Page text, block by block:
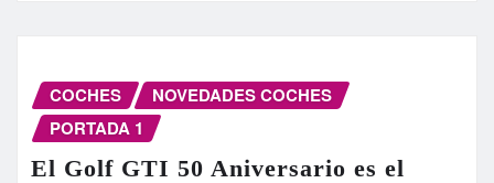
COCHES
NOVEDADES COCHES
PORTADA 1
El Golf GTI 50 Aniversario es el